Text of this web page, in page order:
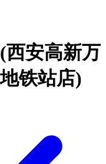
西安高新万
铁站店)